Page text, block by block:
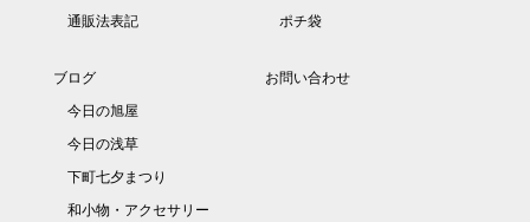
通販法表記
ポチ袋
ブログ
今日の旭屋
今日の浅草
下町七夕まつり
和小物・アクセサリー
お問い合わせ